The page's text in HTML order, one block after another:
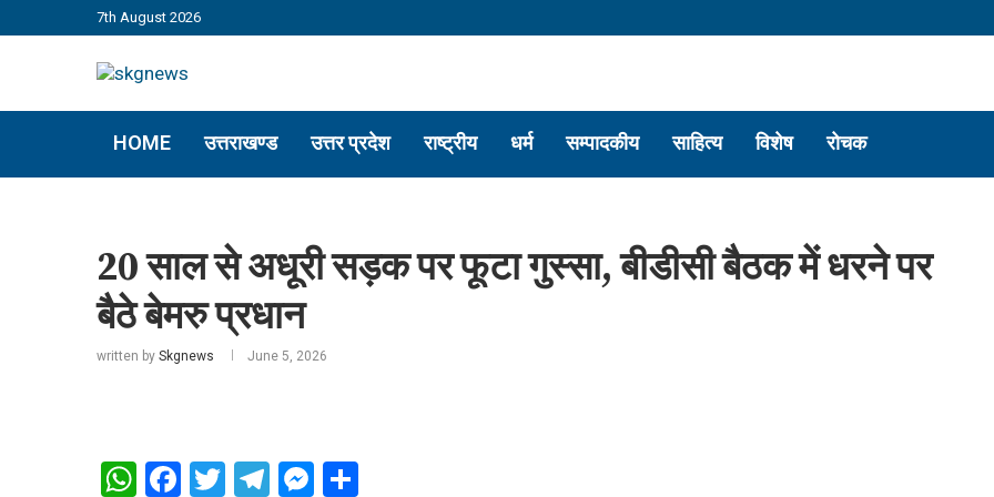
7th August 2026
HOME उत्तराखण्ड उत्तर प्रदेश राष्ट्रीय धर्म सम्पादकीय साहित्य विशेष रोचक
20 साल से अधूरी सड़क पर फूटा गुस्सा, बीडीसी बैठक में धरने पर
बैठे बेमरु प्रधान
written by Skgnews June 5, 2026
WhatsApp
Facebook
Twitter
Telegram
Messenger